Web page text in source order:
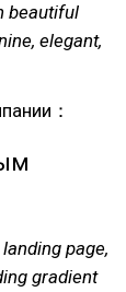
beautiful
elegant,
：
page,
gradient